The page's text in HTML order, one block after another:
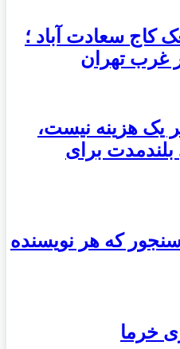
کاج سعادت آباد ؛
غرب تهران
یک هزینه نیست،
برای
سنجور که هر نویسنده
خرما